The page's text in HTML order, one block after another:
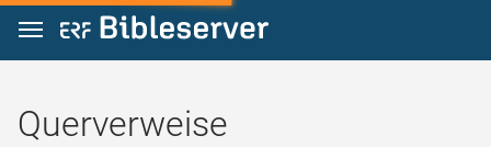
Zum Inhalt springen
Querverweise